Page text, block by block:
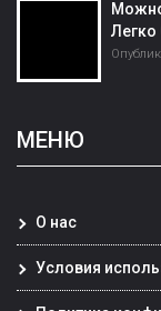
Легко
МЕНЮ
О нас
Условия